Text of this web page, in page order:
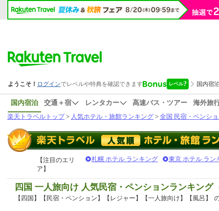
国内宿泊 交通＋宿 レンタカー 高速バス・ツアー
海外旅
楽天トラベルトップ> 人気ホテル・旅館ランキング > 全国 民宿・ペンシ
【注目のエリ
ア】
札幌 ホテル ランキング 東京 ホテル ラン
四国 一人旅向け 人気民宿・ペンションランキング
【四国】【民宿・ペンション】【レジャー】【一人旅向け】【風呂】